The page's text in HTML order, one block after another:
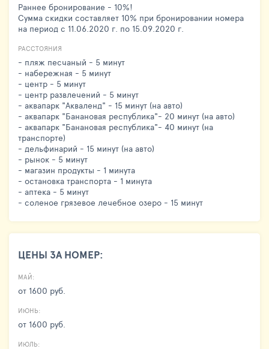
Раннее бронирование - 10%!
Сумма скидки составляет 10% при бронировании номера
на период с 11.06.2020 г. по 15.09.2020 г.
РАССТОЯНИЯ
- пляж песчаный - 5 минут
- набережная - 5 минут
- центр - 5 минут
- центр развлечений - 5 минут
- аквапарк "Акваленд" - 15 минут (на авто)
- аквапарк "Банановая республика"- 20 минут (на авто)
- аквапарк "Банановая республика"- 40 минут (на
транспорте)
- дельфинарий - 15 минут (на авто)
- рынок - 5 минут
- магазин продукты - 1 минута
- остановка транспорта - 1 минута
- аптека - 5 минут
- соленое грязевое лечебное озеро - 15 минут
ЦЕНЫ ЗА НОМЕР:
МАЙ:
от 1600 руб.
ИЮНЬ:
от 1600 руб.
ИЮЛЬ: